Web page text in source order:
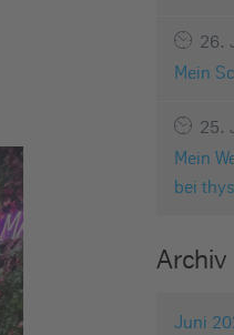
26.
Mein
25.
Mein
bei
Archiv
Juni